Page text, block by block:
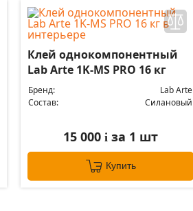
Клей однокомпонентный
Lab Arte 1K-MS PRO 16 кг
Бренд:
Lab Arte
Состав:
Силановый
15 000i за 1 шт
Купить